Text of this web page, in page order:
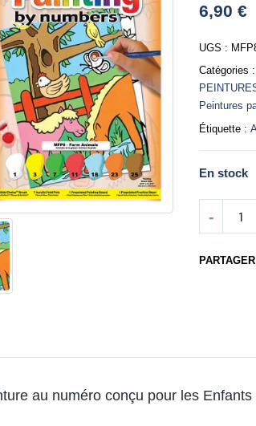
out
of
6,90€
UGS :
Catégories :
Peintures
Étiquette :
En stock
PARTAGER
au numéro conçu pour les